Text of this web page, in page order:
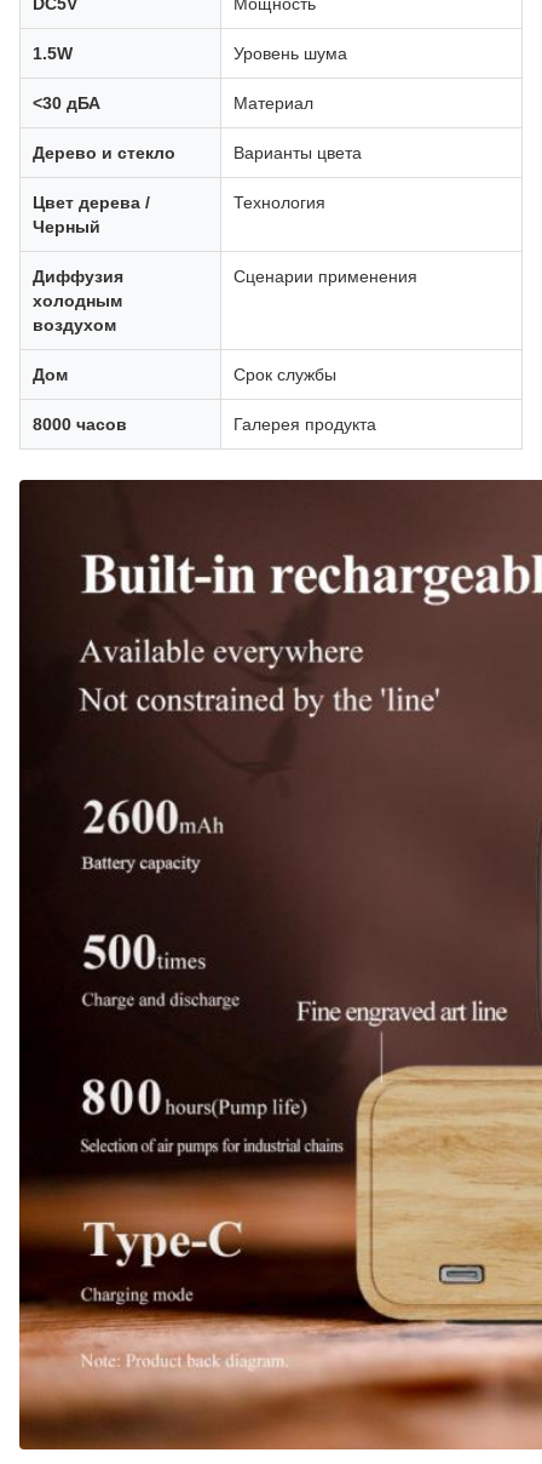
1.5W Уровень шума
<30 дБА Материал
Дерево и стекло Варианты цвета
Цвет дерева /
Черный
Технология
Диффузия
холодным
воздухом
Сценарии применения
Дом Срок службы
8000 часов Галерея продукта